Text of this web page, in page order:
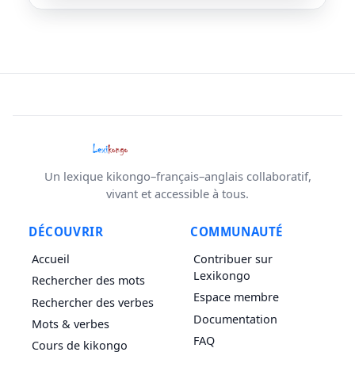
Un lexique kikongo–français–anglais collaboratif,
vivant et accessible à tous.
DÉCOUVRIR
Accueil
Rechercher des mots
Rechercher des verbes
Mots & verbes
Cours de kikongo
COMMUNAUTÉ
Contribuer sur
Lexikongo
Espace membre
Documentation
FAQ